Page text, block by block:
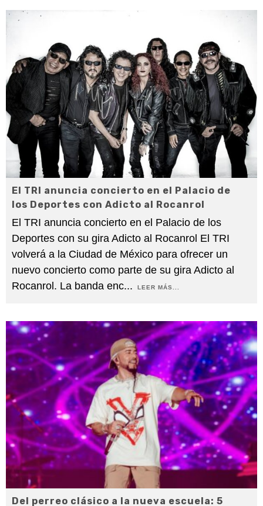
El TRI anuncia concierto en el Palacio de
los Deportes con Adicto al Rocanrol
El TRI anuncia concierto en el Palacio de los
Deportes con su gira Adicto al Rocanrol El TRI
volverá a la Ciudad de México para ofrecer un
nuevo concierto como parte de su gira Adicto al
Rocanrol. La banda enc... LEER MÁS...
Del perreo clásico a la nueva escuela: 5